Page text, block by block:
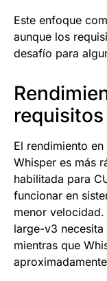
Este enfoque
aunque los
desafío para
El rendimiento
Whisper es más
habilitada para
funcionar en
menor
large-v3 necesita
mientras que